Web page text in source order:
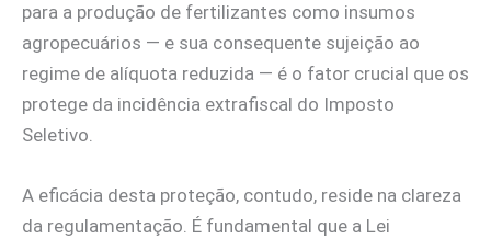
para a produção de fertilizantes como insumos
agropecuários — e sua consequente sujeição ao
regime de alíquota reduzida — é o fator crucial que os
protege da incidência extrafiscal do Imposto
Seletivo.
A eficácia desta proteção, contudo, reside na clareza
da regulamentação. É fundamental que a Lei